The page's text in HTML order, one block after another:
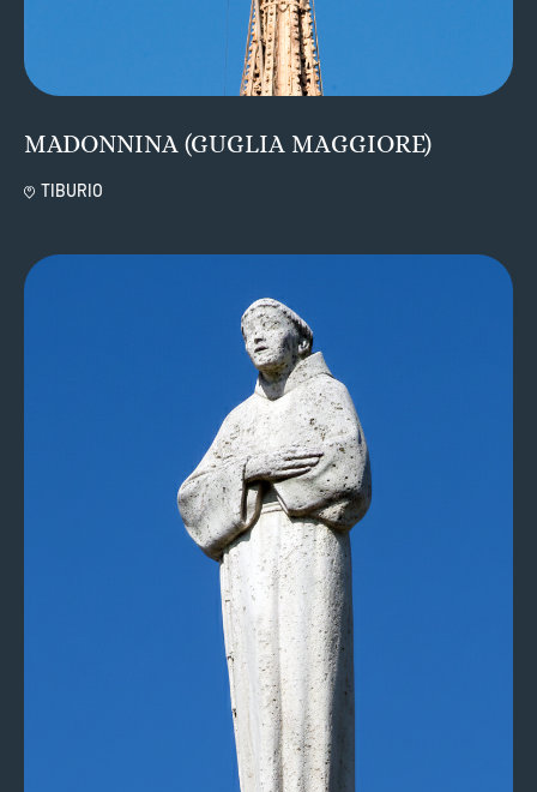
MADONNINA (GUGLIA MAGGIORE)
TIBURIO